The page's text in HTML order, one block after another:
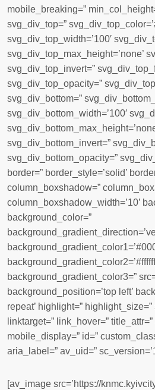
mobile_breaking=”
svg_div_top=”
svg_div_top_width=’100′
svg_div_top_max_height=’none’
svg_div_top_invert=”
svg_div_top_opacity=”
svg_div_bottom=”
svg_div_bottom_width=’100′
svg_div_bottom_invert=”
svg_div_bottom_opacity=”
border=” border_style=’solid’
column_boxshadow=”
column_boxshadow_width=’10’
background_color=”
background_gradient_color3=”
background_position=’top left’
repeat’ highlight=”
linktarget=” link_hover=” title_attr=”
mobile_display=” id=”
aria_label=” av_uid=”
[av_image src=’https://